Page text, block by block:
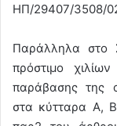
HΠ/29407/3508/
Παράλληλα στο
πρόστιμο
παράβασης της
στα κύτταρα Α,